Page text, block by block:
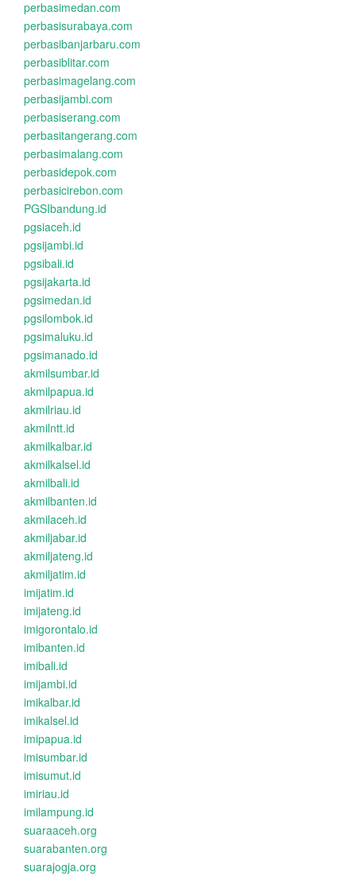
perbasimedan.com
perbasisurabaya.com
perbasibanjarbaru.com
perbasiblitar.com
perbasimagelang.com
perbasijambi.com
perbasiserang.com
perbasitangerang.com
perbasimalang.com
perbasidepok.com
perbasicirebon.com
PGSIbandung.id
pgsiaceh.id
pgsijambi.id
pgsibali.id
pgsijakarta.id
pgsimedan.id
pgsilombok.id
pgsimaluku.id
pgsimanado.id
akmilsumbar.id
akmilpapua.id
akmilriau.id
akmilntt.id
akmilkalbar.id
akmilkalsel.id
akmilbali.id
akmilbanten.id
akmilaceh.id
akmiljabar.id
akmiljateng.id
akmiljatim.id
imijatim.id
imijateng.id
imigorontalo.id
imibanten.id
imibali.id
imijambi.id
imikalbar.id
imikalsel.id
imipapua.id
imisumbar.id
imisumut.id
imiriau.id
imilampung.id
suaraaceh.org
suarabanten.org
suarajogja.org